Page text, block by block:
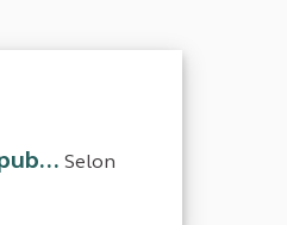
Selon